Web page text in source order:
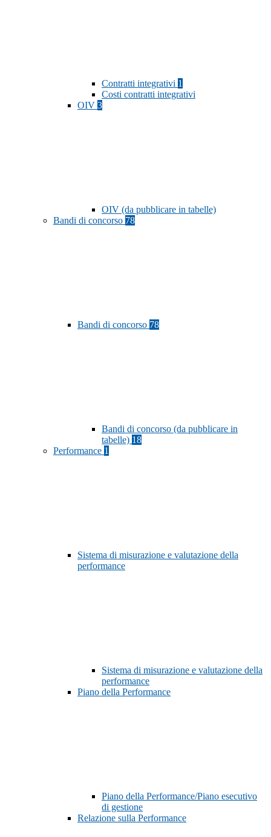
Contratti integrativi 1
Costi contratti integrativi
OIV 3
OIV (da pubblicare in tabelle)
Bandi di concorso 78
Bandi di concorso 78
Bandi di concorso (da pubblicare in
tabelle) 18
Performance 1
Sistema di misurazione e valutazione della
performance
Sistema di misurazione e valutazione della
performance
Piano della Performance
Piano della Performance/Piano esecutivo
di gestione
Relazione sulla Performance